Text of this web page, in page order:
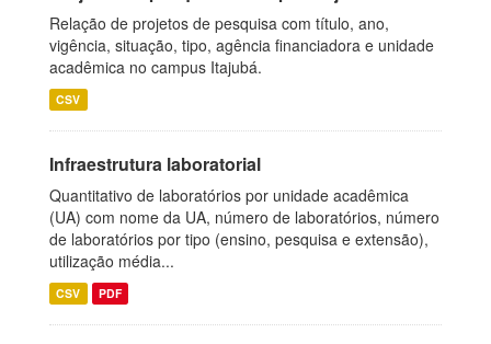
Relação de projetos de pesquisa com título, ano,
vigência, situação, tipo, agência financiadora e unidade
acadêmica no campus Itajubá.
CSV
Infraestrutura laboratorial
Quantitativo de laboratórios por unidade acadêmica
(UA) com nome da UA, número de laboratórios, número
de laboratórios por tipo (ensino, pesquisa e extensão),
utilização média...
CSV PDF